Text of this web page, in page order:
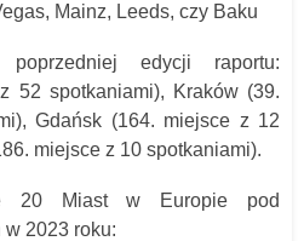
Mainz, Leeds, czy Baku
edycji raportu:
52 spotkaniami), Kraków (39.
Gdańsk (164. miejsce z 12
miejsce z 10 spotkaniami).
20 Miast w Europie pod
2023 roku: